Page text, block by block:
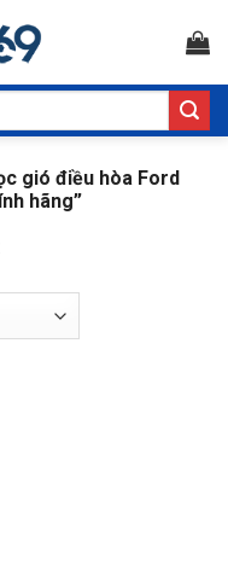
gió điều hòa Ford
hãng”